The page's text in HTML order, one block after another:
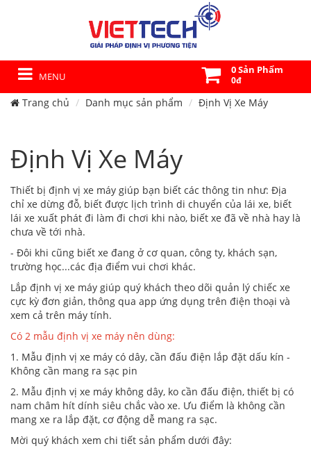
MENU
0 Sản Phẩm
0đ
Trang chủ Danh mục sản phẩm Định Vị Xe Máy
Định Vị Xe Máy
Thiết bị định vị xe máy giúp bạn biết các thông tin như: Địa
chỉ xe dừng đỗ, biết được lịch trình di chuyển của lái xe, biết
lái xe xuất phát đi làm đi chơi khi nào, biết xe đã về nhà hay là
chưa về tới nhà.
- Đôi khi cũng biết xe đang ở cơ quan, công ty, khách sạn,
trường học...các địa điểm vui chơi khác.
Lắp định vị xe máy giúp quý khách theo dõi quản lý chiếc xe
cực kỳ đơn giản, thông qua app ứng dụng trên điện thoại và
xem cả trên máy tính.
Có 2 mẫu định vị xe máy nên dùng:
1. Mẫu định vị xe máy có dây, cần đấu điện lắp đặt dấu kín -
Không cần mang ra sạc pin
2. Mẫu định vị xe máy không dây, ko cần đấu điện, thiết bị có
nam châm hít dính siêu chắc vào xe. Ưu điểm là không cần
mang xe ra lắp đặt, cơ động dễ mang ra sạc.
Mời quý khách xem chi tiết sản phẩm dưới đây: